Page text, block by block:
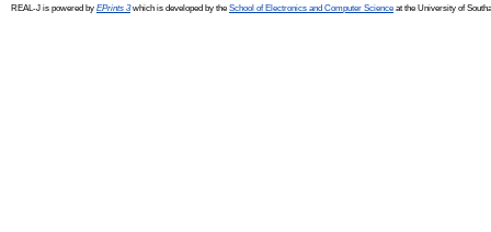
REAL-J is powered by EPrints 3which is developed by the School of Electronics and Computer Science at the University of